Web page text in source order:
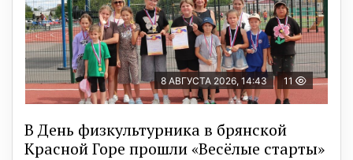
8 АВГУСТА 2026, 14:43 11
В День физкультурника в брянской
Красной Горе прошли «Весёлые старты»